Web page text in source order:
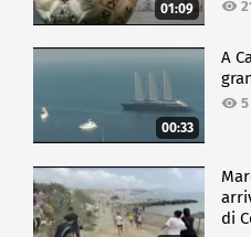
01:09
00:33
A
di